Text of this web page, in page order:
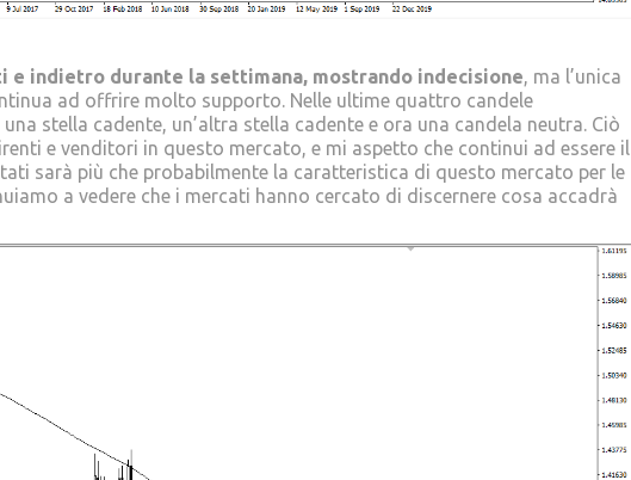
e indietro durante la settimana, mostrando indecisione, ma l’unica
ad offrire molto supporto. Nelle ultime quattro candele
stella cadente, un’altra stella cadente e ora una candela neutra. Ciò
e venditori in questo mercato, e mi aspetto che continui ad essere il
sarà più che probabilmente la caratteristica di questo mercato per le
a vedere che i mercati hanno cercato di discernere cosa accadrà